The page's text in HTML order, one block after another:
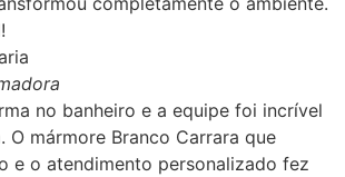
no banheiro e a equipe foi incrível
mármore Branco Carrara que
e o atendimento personalizado fez